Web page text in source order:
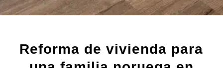
Reforma de vivienda para